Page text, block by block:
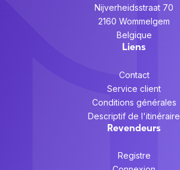
Nijverheidsstraat 70
2160 Wommelgem
Belgique
Liens
Contact
Service client
Conditions générales
Descriptif de l'itinéraire
Revendeurs
Registre